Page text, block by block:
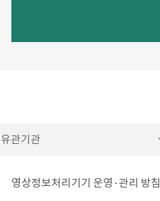
유관기관
영상정보처리기기 운영·관리 방침